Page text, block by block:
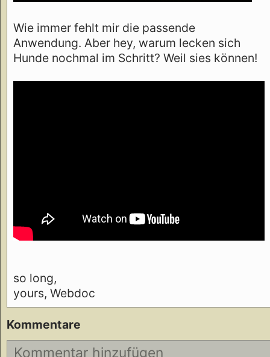
Wie immer fehlt mir die passende
Anwendung. Aber hey, warum lecken sich
Hunde nochmal im Schritt? Weil sies können!
so long,
yours, Webdoc
Kommentare
Kommentar hinzufügen